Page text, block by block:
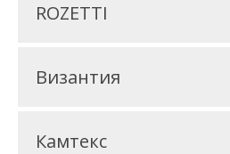
ROZETTI
Византия
Камтекс